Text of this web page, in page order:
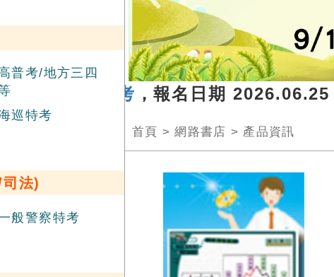
普考/地方三四
巡特考
法)
般警察特考
理聯合招考 ，報名日期
首頁 >網路書店 > 產品資訊